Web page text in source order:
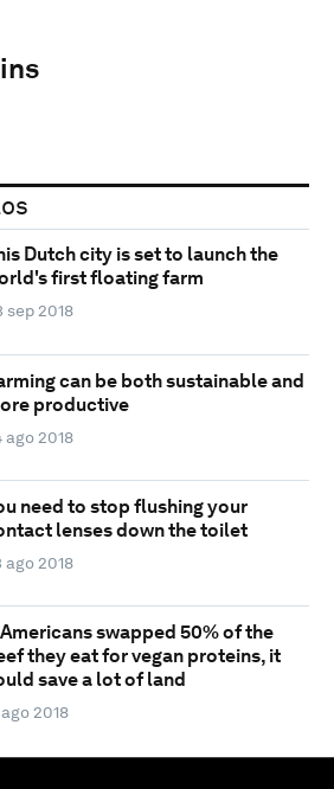
Dutch city is set to launch the
first floating farm
sep 2018
can be both sustainable and
productive
ago 2018
need to stop flushing your
lenses down the toilet
ago 2018
Americans swapped 50% of the
they eat for vegan proteins, it
save a lot of land
ago 2018